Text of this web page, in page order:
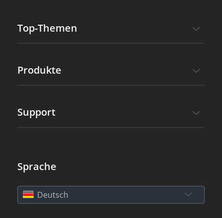
Top-Themen
Produkte
Support
Sprache
Deutsch